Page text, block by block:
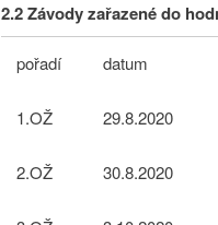
2.2 Závody zařazené do
pořadí datum
1.OŽ 29.8.2020
2.OŽ 30.8.2020